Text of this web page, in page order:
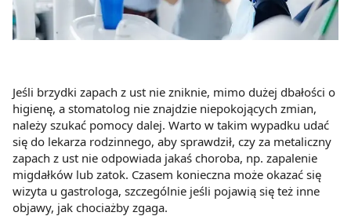
Jeśli brzydki zapach z ust nie zniknie, mimo dużej dbałości o
higienę, a stomatolog nie znajdzie niepokojących zmian,
należy szukać pomocy dalej. Warto w takim wypadku udać
się do lekarza rodzinnego, aby sprawdził, czy za metaliczny
zapach z ust nie odpowiada jakaś choroba, np. zapalenie
migdałków lub zatok. Czasem konieczna może okazać się
wizyta u gastrologa, szczególnie jeśli pojawią się też inne
objawy, jak chociażby zgaga.